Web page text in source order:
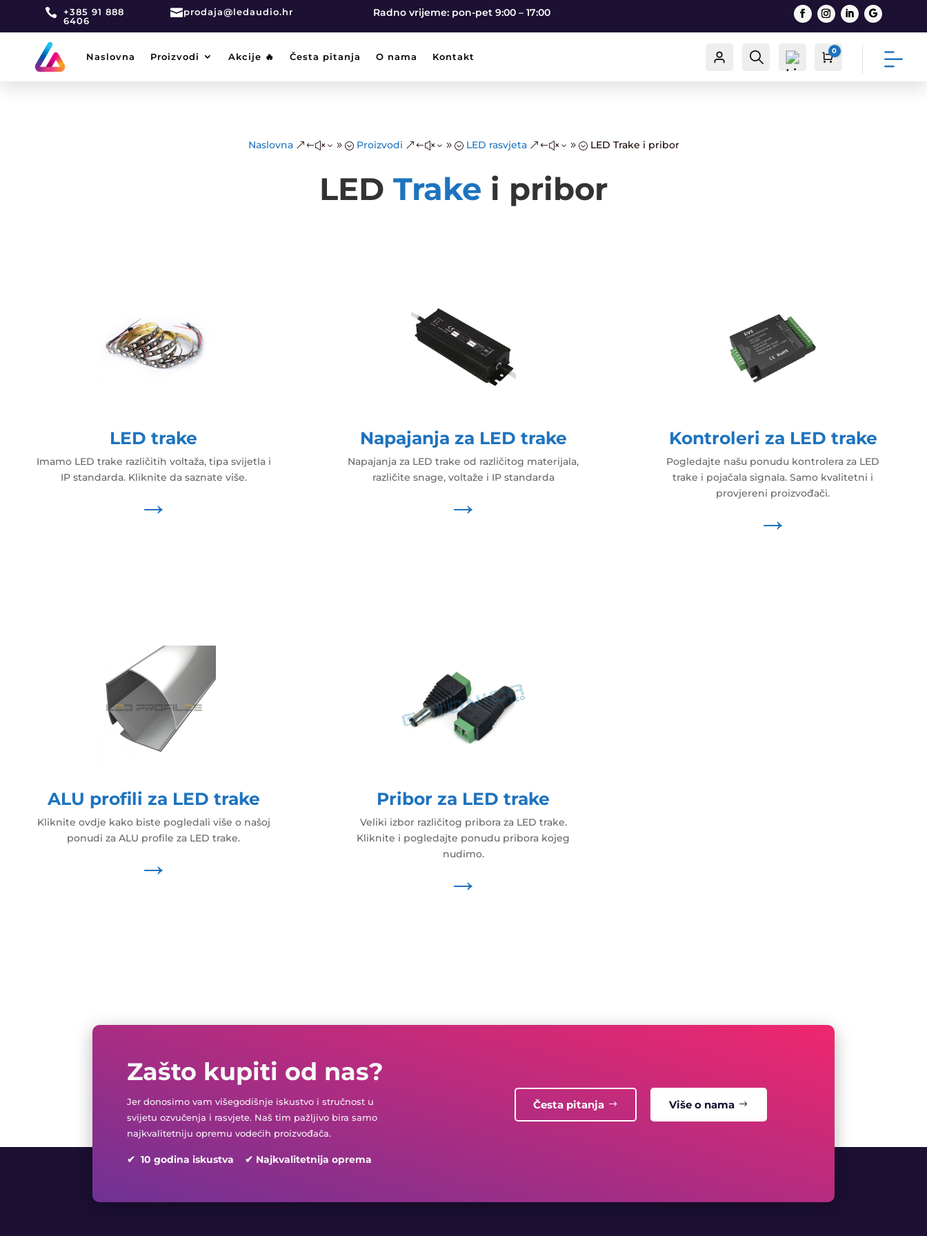
 +385 91 888
6406
prodaja@ledaudio.hr Radno vrijeme: pon-pet 9:00 – 17:00
Naslovna Proizvodi Akcije 🔥 Česta pitanja O nama Kontakt Račun Traži Cart
0
€
Naslovna &#x39; Proizvodi &#x39; LED rasvjeta &#x39; LED Trake i pribor
LED Trake i pribor
LED trake
Imamo LED trake različitih voltaža, tipa svijetla i
IP standarda. Kliknite da saznate više.
→
Napajanja za LED trake
Napajanja za LED trake od različitog materijala,
različite snage, voltaže i IP standarda
→
Kontroleri za LED trake
Pogledajte našu ponudu kontrolera za LED
trake i pojačala signala. Samo kvalitetni i
provjereni proizvođači.
→
ALU profili za LED trake
Kliknite ovdje kako biste pogledali više o našoj
ponudi za ALU profile za LED trake.
→
Pribor za LED trake
Veliki izbor različitog pribora za LED trake.
Kliknite i pogledajte ponudu pribora kojeg
nudimo.
→
Zašto kupiti od nas?
Jer donosimo vam višegodišnje iskustvo i stručnost u
svijetu ozvučenja i rasvjete. Naš tim pažljivo bira samo
najkvalitetniju opremu vodećih proizvođača.
✔ 10 godina iskustva ✔ Najkvalitetnija oprema
Česta pitanja Više o nama